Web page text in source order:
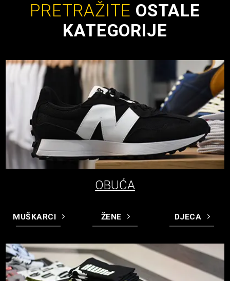
PRETRAŽITE OSTALE
KATEGORIJE
OBUĆA
MUŠKARCI ŽENE DJECA